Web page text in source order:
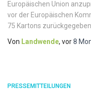
Europäischen Union
vor der Europäischen
75 Kartons
Von Landwende, vor8
PRESSEMITTEILUNGEN